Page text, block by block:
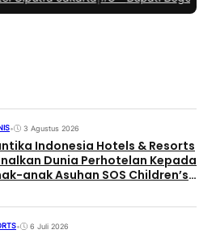
• 3 Agustus 2026
Indonesia Hotels & Resorts
Dunia Perhotelan Kepada
anak Asuhan SOS Children’s
• 6 Juli 2026